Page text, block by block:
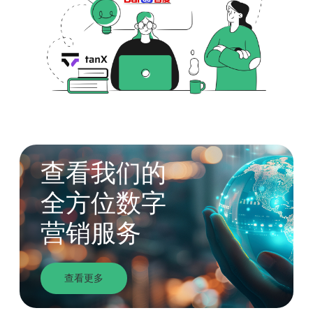
查看我们的
全方位数字
营销服务
查看更多